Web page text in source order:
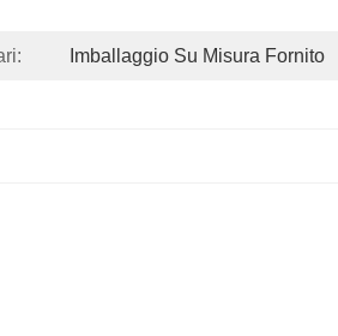
Imballaggio Su Misura Fornito